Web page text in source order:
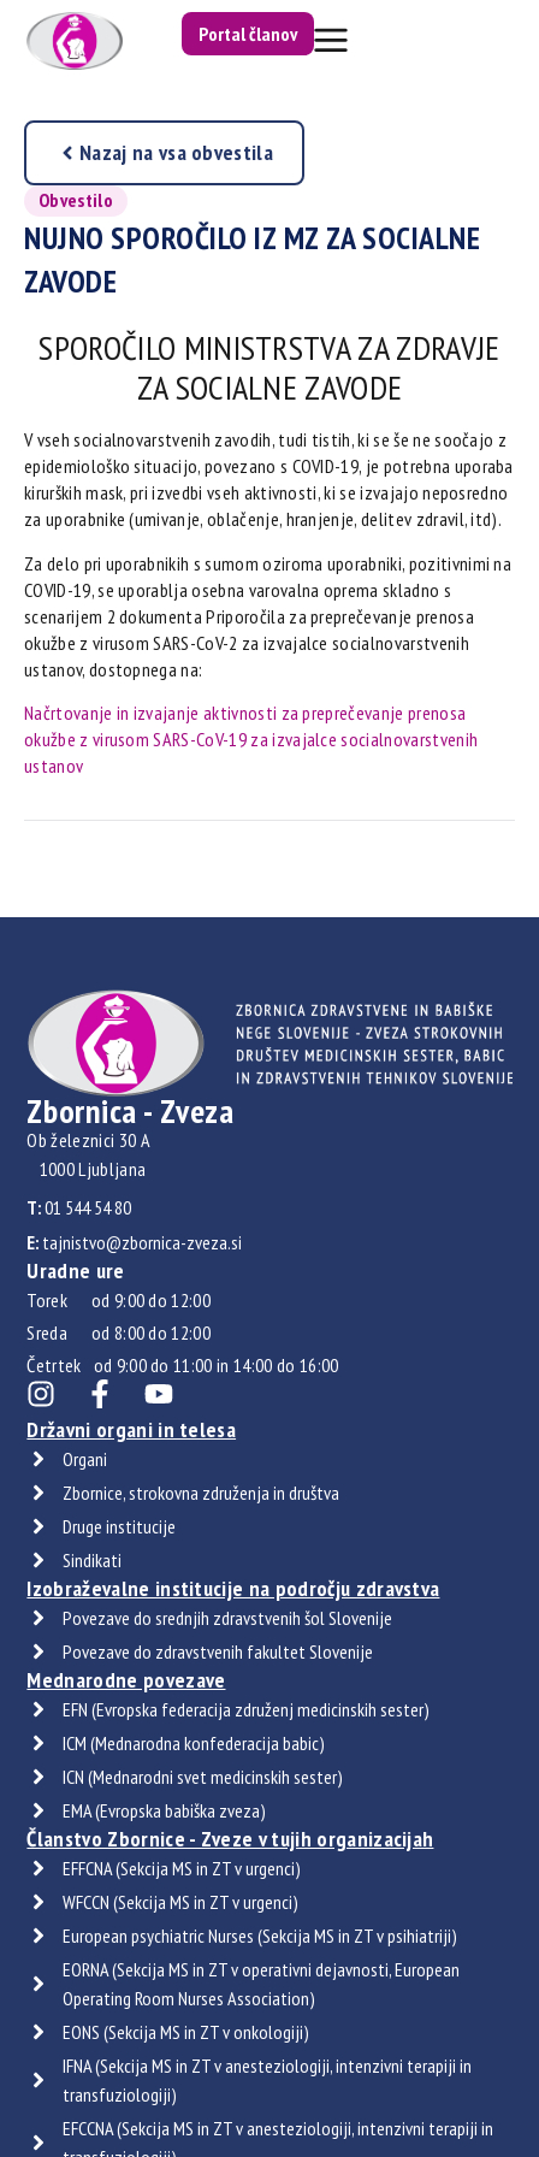
Portal članov
Nazaj na vsa obvestila
Obvestilo
NUJNO SPOROČILO IZ MZ ZA SOCIALNE
ZAVODE
SPOROČILO MINISTRSTVA ZA ZDRAVJE
ZA SOCIALNE ZAVODE
V vseh socialnovarstvenih zavodih, tudi tistih, ki se še ne soočajo z
epidemiološko situacijo, povezano s COVID-19, je potrebna uporaba
kirurških mask, pri izvedbi vseh aktivnosti, ki se izvajajo neposredno
za uporabnike (umivanje, oblačenje, hranjenje, delitev zdravil, itd).
Za delo pri uporabnikih s sumom oziroma uporabniki, pozitivnimi na
COVID-19, se uporablja osebna varovalna oprema skladno s
scenarijem 2 dokumenta Priporočila za preprečevanje prenosa
okužbe z virusom SARS-CoV-2 za izvajalce socialnovarstvenih
ustanov, dostopnega na:
Načrtovanje in izvajanje aktivnosti za preprečevanje prenosa
okužbe z virusom SARS-CoV-19 za izvajalce socialnovarstvenih
ustanov
Zbornica - Zveza
Ob železnici 30 A
1000 Ljubljana
T:01 544 54 80
E: tajnistvo@zbornica-zveza.si
Uradne ure
Torek od 9:00 do 12:00
Sreda od 8:00 do 12:00
Četrtek od 9:00 do 11:00 in 14:00 do 16:00
Državni organi in telesa
Organi
Zbornice, strokovna združenja in društva
Druge institucije
Sindikati
Izobraževalne institucije na področju zdravstva
Povezave do srednjih zdravstvenih šol Slovenije
Povezave do zdravstvenih fakultet Slovenije
Mednarodne povezave
EFN (Evropska federacija združenj medicinskih sester)
ICM (Mednarodna konfederacija babic)
ICN (Mednarodni svet medicinskih sester)
EMA (Evropska babiška zveza)
Članstvo Zbornice - Zveze v tujih organizacijah
EFFCNA (Sekcija MS in ZT v urgenci)
WFCCN (Sekcija MS in ZT v urgenci)
European psychiatric Nurses (Sekcija MS in ZT v psihiatriji)
EORNA (Sekcija MS in ZT v operativni dejavnosti, European
Operating Room Nurses Association)
EONS (Sekcija MS in ZT v onkologiji)
IFNA (Sekcija MS in ZT v anesteziologiji, intenzivni terapiji in
transfuziologiji)
EFCCNA (Sekcija MS in ZT v anesteziologiji, intenzivni terapiji in